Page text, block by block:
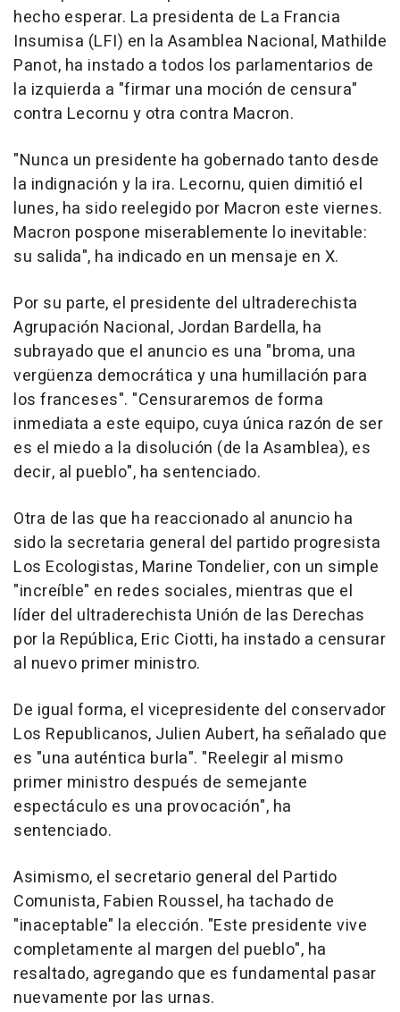
hecho esperar. La presidenta de La Francia
Insumisa (LFI) en la Asamblea Nacional, Mathilde
Panot, ha instado a todos los parlamentarios de
la izquierda a "firmar una moción de censura"
contra Lecornu y otra contra Macron.
"Nunca un presidente ha gobernado tanto desde
la indignación y la ira. Lecornu, quien dimitió el
lunes, ha sido reelegido por Macron este viernes.
Macron pospone miserablemente lo inevitable:
su salida", ha indicado en un mensaje en X.
Por su parte, el presidente del ultraderechista
Agrupación Nacional, Jordan Bardella, ha
subrayado que el anuncio es una "broma, una
vergüenza democrática y una humillación para
los franceses". "Censuraremos de forma
inmediata a este equipo, cuya única razón de ser
es el miedo a la disolución (de la Asamblea), es
decir, al pueblo", ha sentenciado.
Otra de las que ha reaccionado al anuncio ha
sido la secretaria general del partido progresista
Los Ecologistas, Marine Tondelier, con un simple
"increíble" en redes sociales, mientras que el
líder del ultraderechista Unión de las Derechas
por la República, Eric Ciotti, ha instado a censurar
al nuevo primer ministro.
De igual forma, el vicepresidente del conservador
Los Republicanos, Julien Aubert, ha señalado que
es "una auténtica burla". "Reelegir al mismo
primer ministro después de semejante
espectáculo es una provocación", ha
sentenciado.
Asimismo, el secretario general del Partido
Comunista, Fabien Roussel, ha tachado de
"inaceptable" la elección. "Este presidente vive
completamente al margen del pueblo", ha
resaltado, agregando que es fundamental pasar
nuevamente por las urnas.